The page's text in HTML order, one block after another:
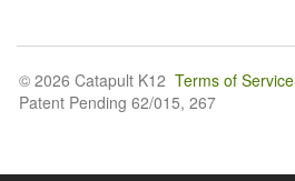
© 2026 Catapult K12 Terms of Service
Patent Pending 62/015, 267